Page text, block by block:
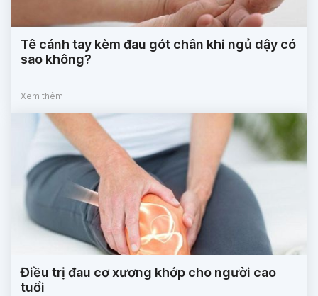
Tê cánh tay kèm đau gót chân khi ngủ dậy có
sao không?
Xem thêm
Điều trị đau cơ xương khớp cho người cao
tuổi